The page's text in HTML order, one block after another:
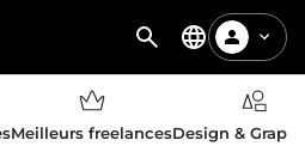
Meilleurs freelancesDesign &